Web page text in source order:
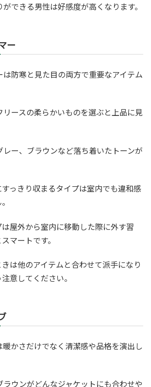
できる男性は好感度が高くなります。
ー
は防寒と見た目の両方で重要なアイテム
ースの柔らかいものを選ぶと上品に見
ー、ブラウンなど落ち着いたトーンが
っきり収まるタイプは室内でも違和感
屋外から室内に移動した際に外す習
マートです。
は他のアイテムと合わせて派手になり
意してください。
暖かさだけでなく清潔感や品格を演出し
ウンがどんなジャケットにも合わせや